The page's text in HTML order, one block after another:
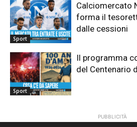
Sport
Calciomercato
forma il
dalle cessioni
Sport
Il programma
del Centenario
PUBBLICITÀ